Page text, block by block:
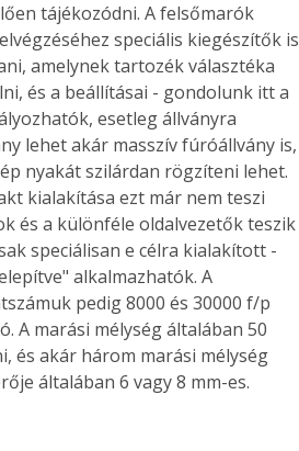
tájékozódni. A felsőmarók
speciális kiegészítők is
amelynek tartozék választéka
és a beállításai - gondolunk itt a
esetleg állványra
lehet akár masszív fúróállvány is,
nyakát szilárdan rögzíteni lehet.
kialakítása ezt már nem teszi
és a különféle oldalvezetők teszik
speciálisan e célra kialakított -
alkalmazhatók. A
pedig 8000 és 30000 f/p
A marási mélység általában 50
és akár három marási mélység
általában 6 vagy 8 mm-es.